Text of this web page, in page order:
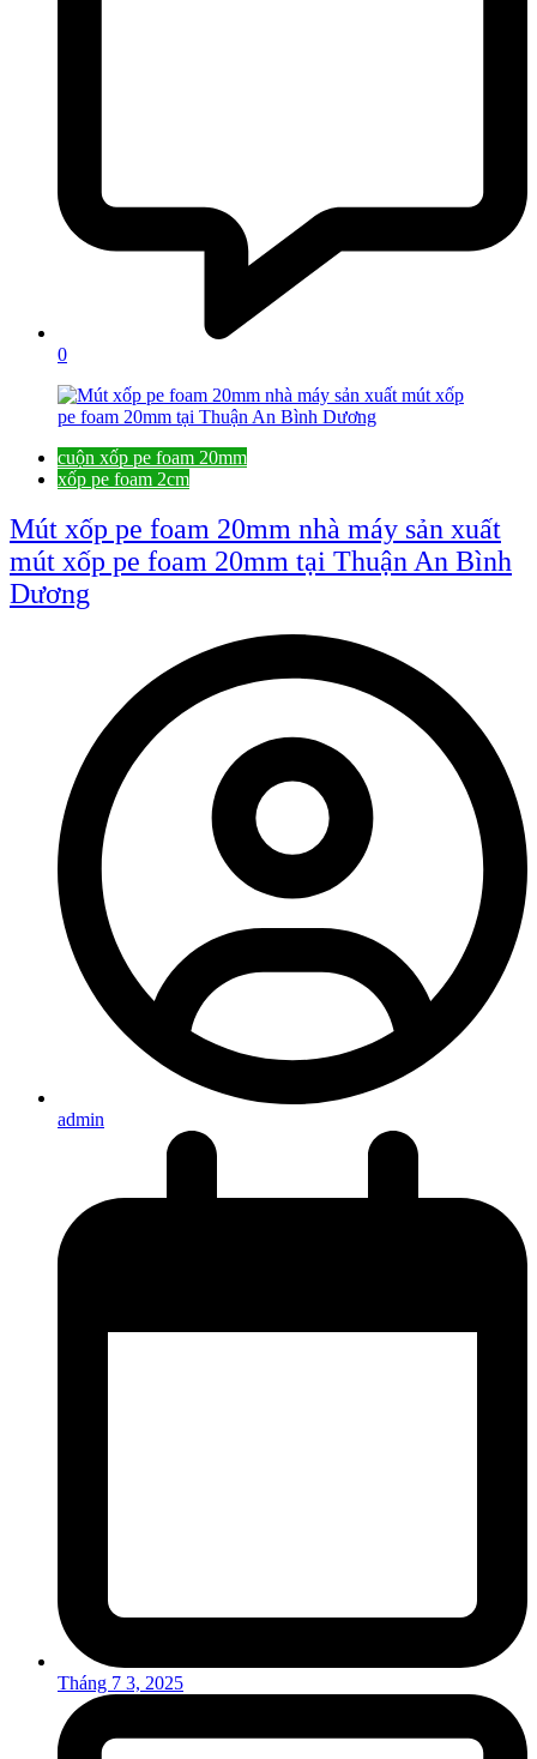
0
cuộn xốp pe foam 20mm
xốp pe foam 2cm
Mút xốp pe foam 20mm nhà máy sản xuất
mút xốp pe foam 20mm tại Thuận An Bình
Dương
admin
Tháng 7 3, 2025